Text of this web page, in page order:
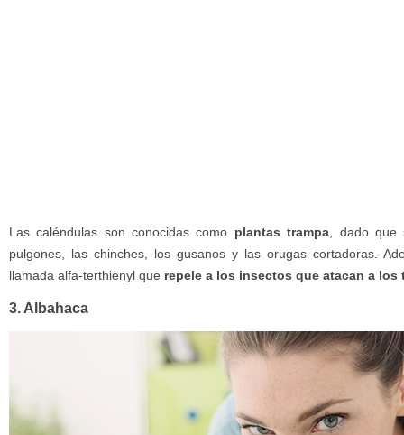
Las caléndulas son conocidas como plantas trampa , dado
pulgones, las chinches, los gusanos y las orugas cortadoras.
llamada alfa-terthienyl que repele a los insectos que atacan a los
3. Albahaca